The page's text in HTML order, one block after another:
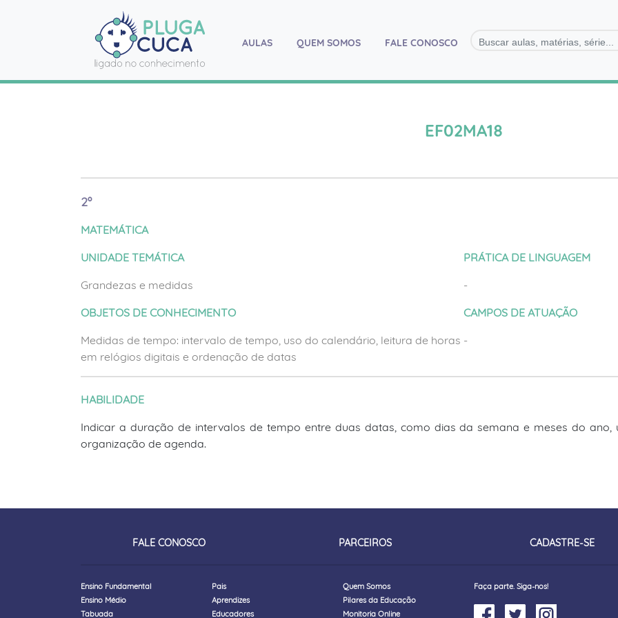
AULAS(current)QUEM SOMOS FALE CONOSCO
EF02MA18
2º
MATEMÁTICA
UNIDADE TEMÁTICA
Grandezas e medidas
OBJETOS DE CONHECIMENTO
Medidas de tempo: intervalo de tempo, uso do calendário, leitura de horas
em relógios digitais e ordenação de datas
PRÁTICA DE LINGUAGEM
-
CAMPOS DE ATUAÇÃO
-
HABILIDADE
Indicar a duração de intervalos de tempo entre duas datas, como dias da semana e meses do ano,
organização de agenda.
FALE CONOSCO PARCEIROS CADASTRE-SE
Ensino Fundamental
Ensino Médio
Tabuada
Pais
Aprendizes
Educadores
Quem Somos
Pilares da Educação
Monitoria Online
Faça parte. Siga-nos!